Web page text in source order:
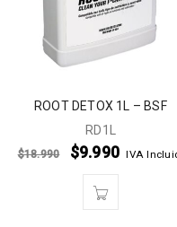
ROOT DETOX 1L – BSF
RD1L
$18.990 $9.990 IVA